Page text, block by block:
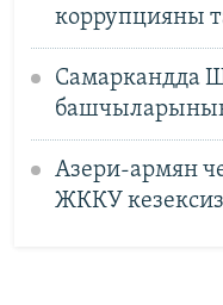
коррупцияны
Самаркандда
Азери-армян
ЖККУ